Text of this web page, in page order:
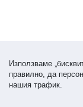
Използваме
правилно, да
нашия трафик.